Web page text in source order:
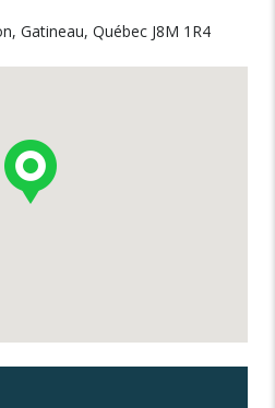
Gatineau, Québec J8M 1R4